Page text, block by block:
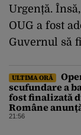
Urgență.
OUG a fost
Guvernul să
ULTIMA ORĂ
scufundare a
fost finalizată
Române
simțite efectele
21:56